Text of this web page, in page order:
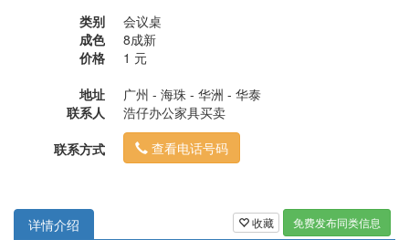
类别
会议桌
成色
8成新
价格
1 元
地址
广州 - 海珠 - 华洲 - 华泰
联系人
浩仔办公家具买卖
联系方式
查看电话号码
收藏 免费发布同类信息
详情介绍